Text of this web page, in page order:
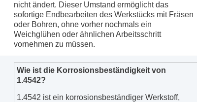
nicht ändert. Dieser Umstand ermöglicht das
sofortige Endbearbeiten des Werkstücks mit Fräsen
oder Bohren, ohne vorher nochmals ein
Weichglühen oder ähnlichen Arbeitsschritt
vornehmen zu müssen.
Wie ist die Korrosionsbeständigkeit von
1.4542?
1.4542 ist ein korrosionsbeständiger Werkstoff,